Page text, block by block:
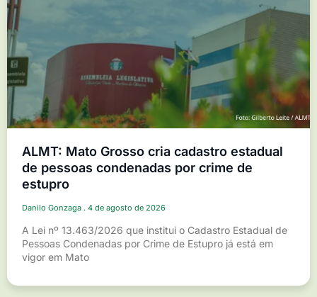
ALMT: Mato Grosso cria cadastro estadual
de pessoas condenadas por crime de
estupro
Danilo Gonzaga 4 de agosto de 2026
A Lei nº 13.463/2026 que institui o Cadastro Estadual de
Pessoas Condenadas por Crime de Estupro já está em
vigor em Mato